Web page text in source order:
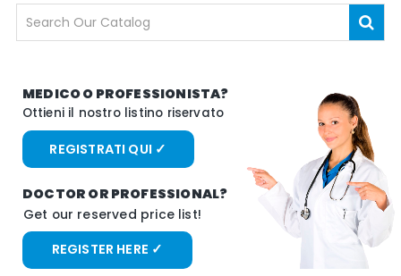
OCHELARI
DE
MEDICOO PROFESSIONISTA?
DOCTOR OR PROFESSIONAL?
Ottieni il nostro listino riservato
Get our reserved price list!
REGISTRATI QUI ✓
REGISTER HERE ✓